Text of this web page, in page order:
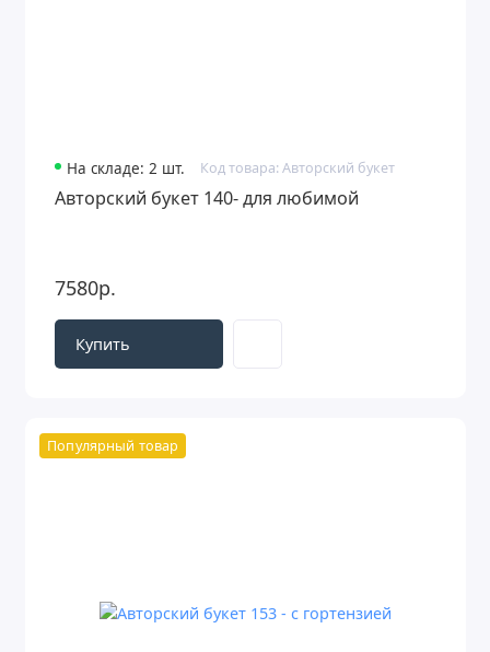
На складе: 2 шт. Код товара: Авторский букет
Авторский букет 140- для любимой
7580р.
Купить
Популярный товар